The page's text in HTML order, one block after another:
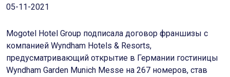
05-11-2021
Mogotel Hotel Group подписала договор франшизы с
компанией Wyndham Hotels & Resorts,
предусматривающий открытие в Германии гостиницы
Wyndham Garden Munich Messe на 267 номеров, став